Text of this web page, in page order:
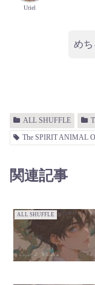
Uriel
め
ALL SHUFFLE
The SPIRIT ANIMAL
関連記事
ALL SHUFFLE